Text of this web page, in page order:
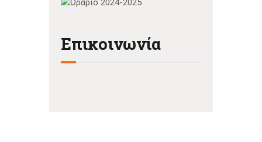
Επικοινωνία